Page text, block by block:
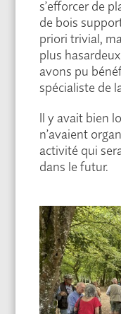
s’efforcer de
de bois
priori trivial,
plus
avons pu
spécialiste de
Il y avait bien
n’avaient
activité qui
dans le futur.